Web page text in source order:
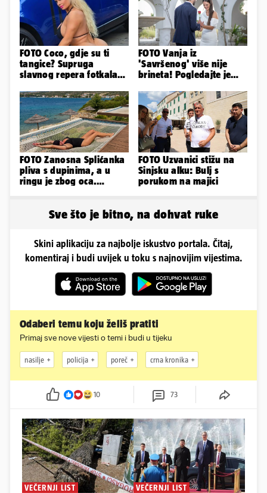
FOTO Coco, gdje su ti
tangice? Supruga
slavnog repera fotkala
sve
FOTO Vanja iz
'Savršenog' više nije
brineta! Pogledajte je
FOTO Zanosna Splićanka
pliva s dupinima, a u
ringu je zbog oca.
FOTO Uzvanici stižu na
Sinjsku alku: Bulj s
porukom na majici
Sve što je bitno, na dohvat ruke
Skini aplikaciju za najbolje iskustvo portala. Čitaj,
komentiraj i budi uvijek u toku s najnovijim vijestima.
Odaberi temu koju želiš pratiti
Primaj sve nove vijesti o temi i budi u tijeku
nasilje policija poreč crna kronika
10 73